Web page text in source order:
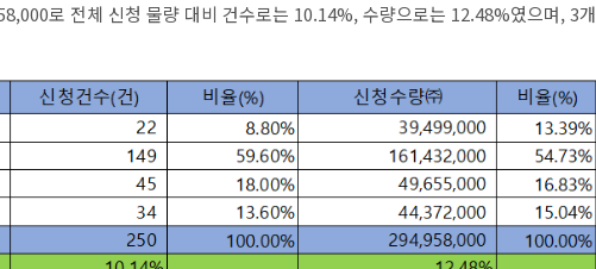
로 전체 신청 물량 대비 건수로는 10.14%, 수량으로는 12.48%였으며, 3개